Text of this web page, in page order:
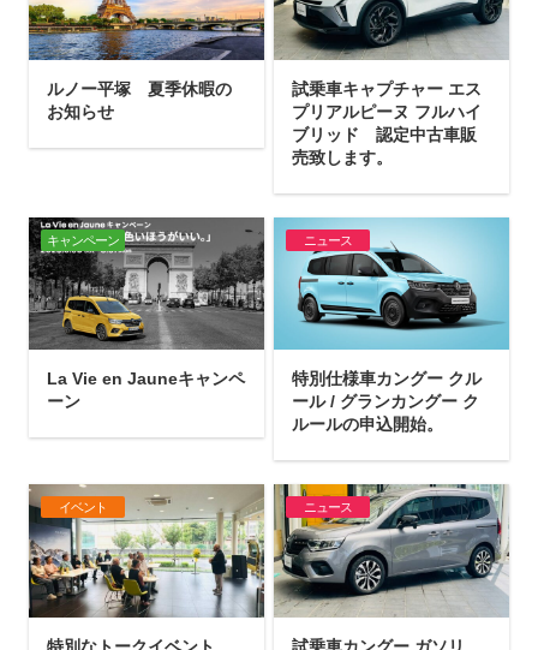
ルノー平塚 夏季休暇の
お知らせ
試乗車キャプチャー エス
プリアルピーヌ フルハイ
ブリッド 認定中古車販
売致します。
キャンペーン
La Vie en Jauneキャンペ
ーン
ニュース
特別仕様車カングー クル
ール / グランカングー ク
ルールの申込開始。
イベント
特別なトークイベント
ニュース
試乗車カングー ガソリ